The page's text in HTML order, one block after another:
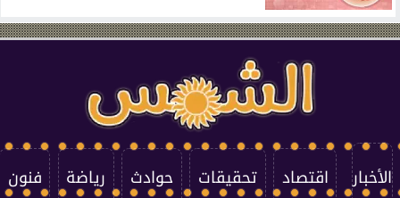
الأخبار اقتصاد تحقيقات حوادث رياضة فنون